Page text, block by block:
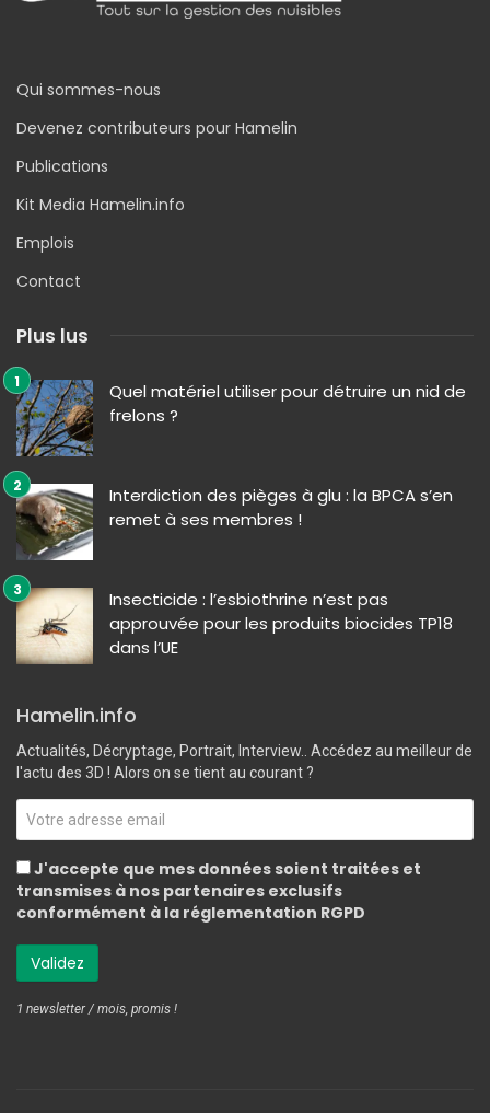
Qui sommes-nous
Devenez contributeurs pour Hamelin
Publications
Kit Media Hamelin.info
Emplois
Contact
Plus lus
Quel matériel utiliser pour détruire un nid de
frelons ?
Interdiction des pièges à glu : la BPCA s’en
remet à ses membres !
Insecticide : l’esbiothrine n’est pas
approuvée pour les produits biocides TP18
dans l’UE
Hamelin.info
Actualités, Décryptage, Portrait, Interview.. Accédez au meilleur de
l'actu des 3D ! Alors on se tient au courant ?
J'accepte que mes données soient traitées et
transmises à nos partenaires exclusifs
conformément à la réglementation RGPD
1 newsletter / mois, promis !